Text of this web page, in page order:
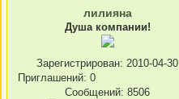
лилияна
Душа компании!
Зарегистрирован: 2010-04-30
Приглашений: 0
Сообщений: 8506